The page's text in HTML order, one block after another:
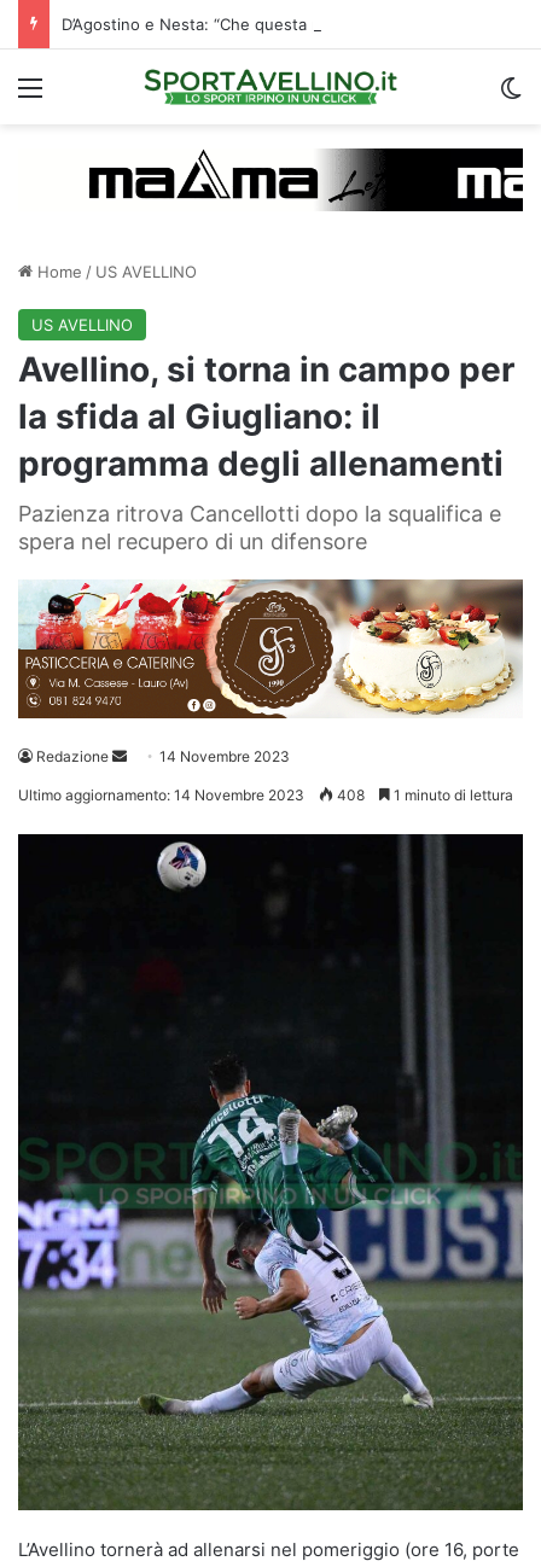
Menu
Home / US AVELLINO
US AVELLINO
Avellino, si torna in campo per
la sfida al Giugliano: il
programma degli allenamenti
Pazienza ritrova Cancellotti dopo la squalifica e
spera nel recupero di un difensore
Redazione
Invia 14 Novembre 2023
Ultimo aggiornamento: 14 Novembre 2023 408 1 minuto di lettura
L’Avellino tornerà ad allenarsi nel pomeriggio (ore 16, porte